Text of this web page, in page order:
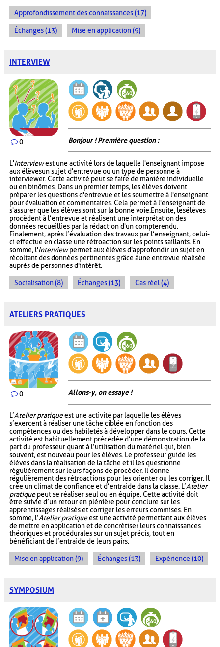
Approfondissement des connaissances (17)
Échanges (13) Mise en application (9)
INTERVIEW
0 Bonjour ! Première question :
L'Interviewest une activité lors de laquelle l'enseignant impose
aux élèves un sujet d'entrevue ou un type de personne à
interviewer. Cette activité peut se faire de manière individuelle
ou en binômes. Dans un premier temps, les élèves doivent
préparer les questions d'entrevue et les soumettre à l'enseignant
pour évaluation et commentaires. Cela permet à l'enseignant de
s'assurer que les élèves sont sur la bonne voie. Ensuite, les élèves
procèdent à l’entrevue et réalisent une interprétation des
données recueillies par la rédaction d'un compte rendu.
Finalement, après l’évaluation des travaux par l’enseignant, celui-
ci effectue en classe une rétroaction sur les points saillants. En
somme, l'Interviewpermet aux élèves d'approfondir un sujet en
récoltant des données pertinentes grâce à une entrevue réalisée
auprès de personnes d'intérêt.
Socialisation (8) Échanges (13) Cas réel (4)
ATELIERS PRATIQUES
0 Allons-y, on essaye !
L’Atelier pratiqueest une activité par laquelle les élèves
s’exercent à réaliser une tâche ciblée en fonction des
compétences ou des habiletés à développer dans le cours. Cette
activité est habituellement précédée d’une démonstration de la
part du professeur quant à l’utilisation du matériel qui, bien
souvent, est nouveau pour les élèves. Le professeur guide les
élèves dans la réalisation de la tâche et il les questionne
régulièrement sur leurs façons de procéder. Il donne
régulièrement des rétroactions pour les orienter ou les corriger. Il
crée un climat de confiance et d’entraide dans la classe. L’Atelier
pratiquepeut se réaliser seul ou en équipe. Cette activité doit
être suivie d’un retour en plénière pour conclure sur les
apprentissages réalisés et corriger les erreurs commises. En
somme, l’Atelier pratiqueest une activité permettant aux élèves
de mettre en application et de concrétiser leurs connaissances
théoriques et procédurales sur un sujet précis, tout en
bénéficiant de l’entraide de leurs pairs.
Mise en application (9) Échanges (13) Expérience (10)
SYMPOSIUM